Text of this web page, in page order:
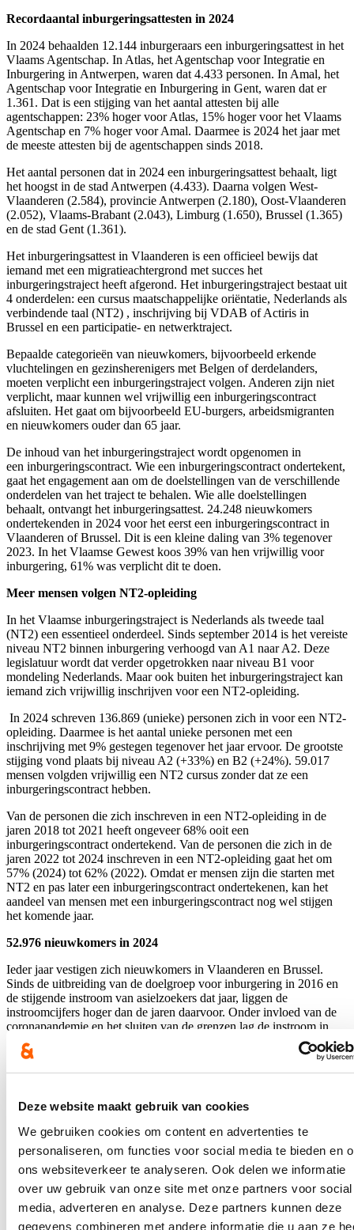
Deze website maakt gebruik van cookies
We gebruiken cookies om content en advertenties te
personaliseren, om functies voor social media te bieden en
ons websiteverkeer te analyseren. Ook delen we informatie
over uw gebruik van onze site met onze partners voor social
media, adverteren en analyse. Deze partners kunnen deze
gegevens combineren met andere informatie die u aan ze
Recordaantal inburgeringsattesten in 2024
In 2024 behaalden 12.144 inburgeraars een inburgeringsattest in het
Vlaams Agentschap. In Atlas, het Agentschap voor Integratie en
Inburgering in Antwerpen, waren dat 4.433 personen. In Amal, het
Agentschap voor Integratie en Inburgering in Gent, waren dat er
1.361. Dat is een stijging van het aantal attesten bij alle
agentschappen: 23% hoger voor Atlas, 15% hoger voor het Vlaams
Agentschap en 7% hoger voor Amal. Daarmee is 2024 het jaar met
de meeste attesten bij de agentschappen sinds 2018.
Het aantal personen dat in 2024 een inburgeringsattest behaalt, ligt
het hoogst in de stad Antwerpen (4.433). Daarna volgen West-
Vlaanderen (2.584), provincie Antwerpen (2.180), Oost-Vlaanderen
(2.052), Vlaams-Brabant (2.043), Limburg (1.650), Brussel (1.365)
en de stad Gent (1.361).
Het inburgeringsattest in Vlaanderen is een officieel bewijs dat
iemand met een migratieachtergrond met succes het
inburgeringstraject heeft afgerond. Het inburgeringstraject bestaat uit
4 onderdelen: een cursus maatschappelijke oriëntatie, Nederlands als
verbindende taal (NT2) , inschrijving bij VDAB of Actiris in
Brussel en een participatie- en netwerktraject.
Bepaalde categorieën van nieuwkomers, bijvoorbeeld erkende
vluchtelingen en gezinsherenigers met Belgen of derdelanders,
moeten verplicht een inburgeringstraject volgen. Anderen zijn niet
verplicht, maar kunnen wel vrijwillig een inburgeringscontract
afsluiten. Het gaat om bijvoorbeeld EU-burgers, arbeidsmigranten
en nieuwkomers ouder dan 65 jaar.
De inhoud van het inburgeringstraject wordt opgenomen in
een inburgeringscontract. Wie een inburgeringscontract ondertekent,
gaat het engagement aan om de doelstellingen van de verschillende
onderdelen van het traject te behalen. Wie alle doelstellingen
behaalt, ontvangt het inburgeringsattest. 24.248 nieuwkomers
ondertekenden in 2024 voor het eerst een inburgeringscontract in
Vlaanderen of Brussel. Dit is een kleine daling van 3% tegenover
2023. In het Vlaamse Gewest koos 39% van hen vrijwillig voor
inburgering, 61% was verplicht dit te doen.
Meer mensen volgen NT2-opleiding
In het Vlaamse inburgeringstraject is Nederlands als tweede taal
(NT2) een essentieel onderdeel. Sinds september 2014 is het vereiste
niveau NT2 binnen inburgering verhoogd van A1 naar A2. Deze
legislatuur wordt dat verder opgetrokken naar niveau B1 voor
mondeling Nederlands. Maar ook buiten het inburgeringstraject kan
iemand zich vrijwillig inschrijven voor een NT2-opleiding.
In 2024 schreven 136.869 (unieke) personen zich in voor een NT2-
opleiding. Daarmee is het aantal unieke personen met een
inschrijving met 9% gestegen tegenover het jaar ervoor. De grootste
stijging vond plaats bij niveau A2 (+33%) en B2 (+24%). 59.017
mensen volgden vrijwillig een NT2 cursus zonder dat ze een
inburgeringscontract hebben.
Van de personen die zich inschreven in een NT2-opleiding in de
jaren 2018 tot 2021 heeft ongeveer 68% ooit een
inburgeringscontract ondertekend. Van de personen die zich in de
jaren 2022 tot 2024 inschreven in een NT2-opleiding gaat het om
57% (2024) tot 62% (2022). Omdat er mensen zijn die starten met
NT2 en pas later een inburgeringscontract ondertekenen, kan het
aandeel van mensen met een inburgeringscontract nog wel stijgen
het komende jaar.
52.976 nieuwkomers in 2024
Ieder jaar vestigen zich nieuwkomers in Vlaanderen en Brussel.
Sinds de uitbreiding van de doelgroep voor inburgering in 2016 en
de stijgende instroom van asielzoekers dat jaar, liggen de
instroomcijfers hoger dan de jaren daarvoor. Onder invloed van de
coronapandemie en het sluiten van de grenzen lag de instroom in
2020 en 2021 een heel stuk lager. In 2022 lag de instroom door de
komst van tijdelijk ontheemden uit Oekraïne op 62.641 personen. In
2024 lag de instroom in Vlaanderen opnieuw hoog met 52.976
De instroom was het hoogste in stad Antwerpen met 9.920
nieuwkomers, gevolgd door 9.880 nieuwkomers in Vlaams-Brabant
en 8.081 in provincie Antwerpen. De instroom is het laagste stad
Gent met gemiddeld 9% van de totale jaarlijkse instroom.
In 2024 kwamen de meeste nieuwkomers uit Roemenië (5.884)
gevolgd door Oekraïne (5.450), Nederland (4.801), Turkije (2.391),
Marokko (2.325), Polen (2.055), Bulgarije (1.978), Portugal (1.800)